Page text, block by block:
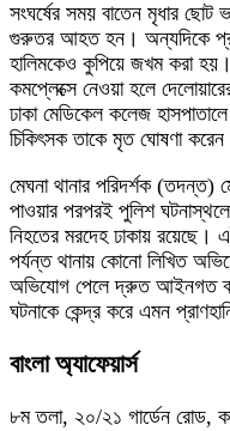
সংঘর্ষের সময় বাতেন মৃধার
গুরুতর আহত হন। অন্যদিকে
হালিমকেও কুপিয়ে জখম করা
কমপ্লেক্সে নেওয়া হলে
ঢাকা মেডিকেল কলেজ
চিকিৎসক তাকে মৃত ঘোষণা
মেঘনা থানার পরিদর্শক
পাওয়ার পরপরই পুলিশ ঘটনাস্থলে
নিহতের মরদেহ ঢাকায় রয়েছে।
পর্যন্ত থানায় কোনো লিখিত
অভিযোগ পেলে দ্রুত আইনগত
ঘটনাকে কেন্দ্র করে এমন
বাংলা অ্যাফেয়ার্স
৮ম তলা, ২০/২১ গার্ডেন রোড,